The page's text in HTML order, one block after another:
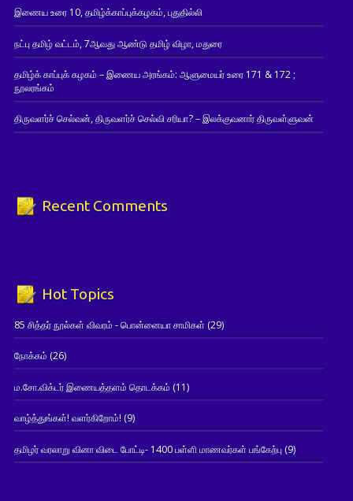
இணைய உரை 10, தமிழ்க்காப்புக்கழகம், புதுதில்லி
நட்பு தமிழ் வட்டம், 7ஆவது ஆண்டு தமிழ் விழா, மதுரை
தமிழ்க் காப்புக் கழகம் – இணைய அரங்கம்: ஆளுமையர் உரை 171 & 172 ;
நூலரங்கம்
திருவளர்ச் செல்வன், திருவளர்ச் செல்வி சரியா? – இலக்குவனார் திருவள்ளுவன்
Recent Comments
Hot Topics
85 சித்தர் நூல்கள் விவரம் - பொன்னையா சாமிகள் (29)
நோக்கம் (26)
ம.சோ.விக்டர் இணையத்தளம் தொடக்கம் (11)
வாழ்த்துங்கள்! வளர்கிறோம்! (9)
தமிழர் வரலாறு வினா விடை போட்டி- 1400 பள்ளி மாணவர்கள் பங்கேற்பு(9)